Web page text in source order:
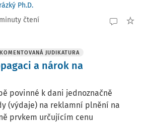
Ph.D.
čtení
KOMENTOVANÁ JUDIKATURA
a nárok na
povinné k dani jednoznačně
(výdaje) na reklamní plnění na
prvkem určujícím cenu